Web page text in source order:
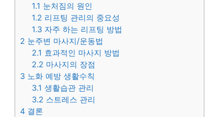
1.1 눈처짐의 원인
1.2 리프팅 관리의 중요성
1.3 자주 하는 리프팅 방법
2 눈주변 마사지/운동법
2.1 효과적인 마사지 방법
2.2 마사지의 장점
3 노화 예방 생활수칙
3.1 생활습관 관리
3.2 스트레스 관리
4 결론